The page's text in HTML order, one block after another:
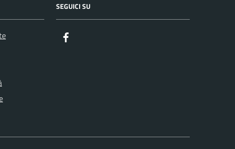
SEGUICI SU